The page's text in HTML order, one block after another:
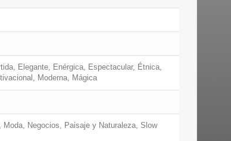
Elegante, Enérgica, Espectacular, Étnica,
Moderna, Mágica
Negocios, Paisaje y Naturaleza, Slow